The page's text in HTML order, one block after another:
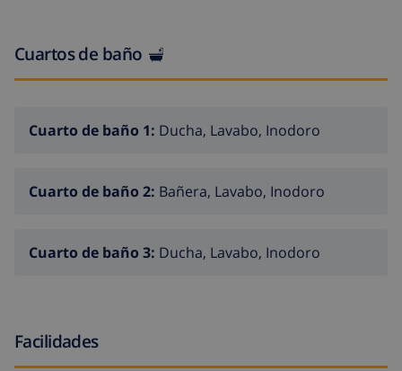
coche recomendable. Grupos de jóvenes sólo bajo
petición.
Cuartos de baño
Cuarto de baño 1: Ducha, Lavabo, Inodoro
Cuarto de baño 2: Bañera, Lavabo, Inodoro
Cuarto de baño 3: Ducha, Lavabo, Inodoro
Facilidades